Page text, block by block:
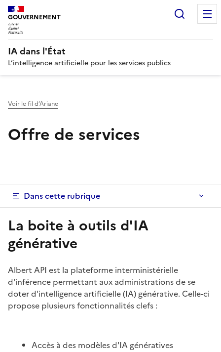
GOUVERNEMENT
IA dans l'État
L’intelligence artificielle pour les services publics
Voir le fil d’Ariane
Offre de services
Dans cette rubrique
La boite à outils d'IA
générative
Albert API est la plateforme interministérielle
d'inférence permettant aux administrations de se
doter d'intelligence artificielle (IA) générative. Celle-ci
propose plusieurs fonctionnalités clefs :
Accès à des modèles d'IA génératives